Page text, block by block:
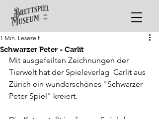
Schwarzer Peter - Carlit
1 Min. Lesezeit
Mit ausgefeilten Zeichnungen der
Tierwelt hat der Spieleverlag  Carlit aus
Zürich ein wunderschönes "Schwarzer
Peter Spiel" kreiert.